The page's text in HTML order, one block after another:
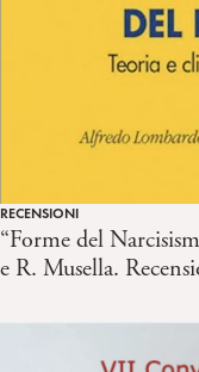
RECENSIONI
“Forme del
e R. Musella.